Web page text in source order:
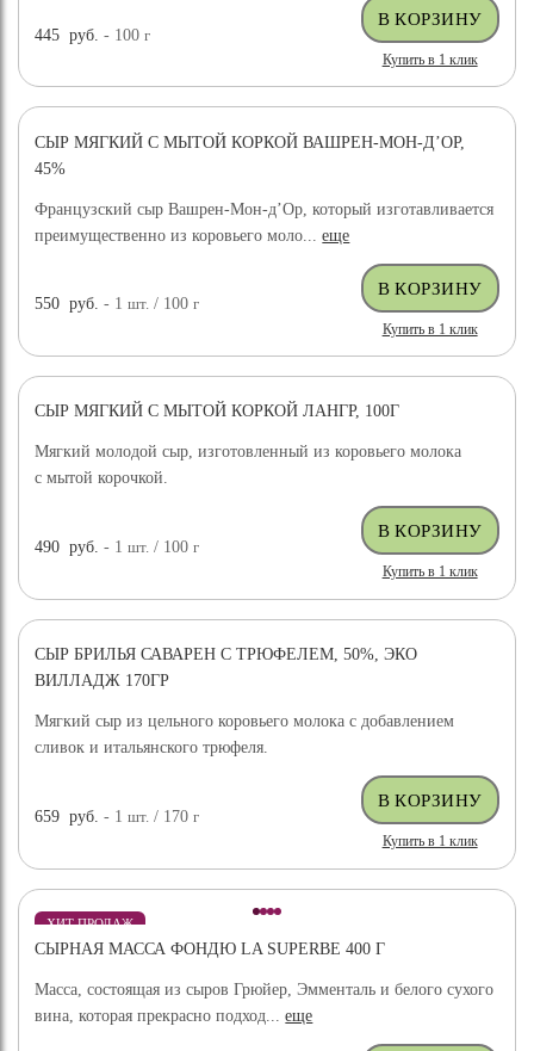
445 руб. - 100г
Купить в 1 клик
СЫР МЯГКИЙ С МЫТОЙ КОРКОЙ ВАШРЕН-МОН-Д’ОР,
45%
Французский сыр Вашрен-Мон-д’Ор, который изготавливается
преимущественно из коровьего моло...еще
550 руб. - 1шт. / 100г
Купить в 1 клик
СЫР МЯГКИЙ С МЫТОЙ КОРКОЙ ЛАНГР, 100Г
Мягкий молодой сыр, изготовленный из коровьего молока
с мытой корочкой.
490 руб. - 1шт. / 100г
Купить в 1 клик
СЫР БРИЛЬЯ САВАРЕН С ТРЮФЕЛЕМ, 50%, ЭКО
ВИЛЛАДЖ 170ГР
Мягкий сыр из цельного коровьего молока с добавлением
сливок и итальянского трюфеля.
659 руб. - 1шт. / 170г
Купить в 1 клик
ХИТ ПРОДАЖ
СЫРНАЯ МАССА ФОНДЮ LA SUPERBE 400 Г
Масса, состоящая из сыров Грюйер, Эмменталь и белого сухого
вина, которая прекрасно подход...еще